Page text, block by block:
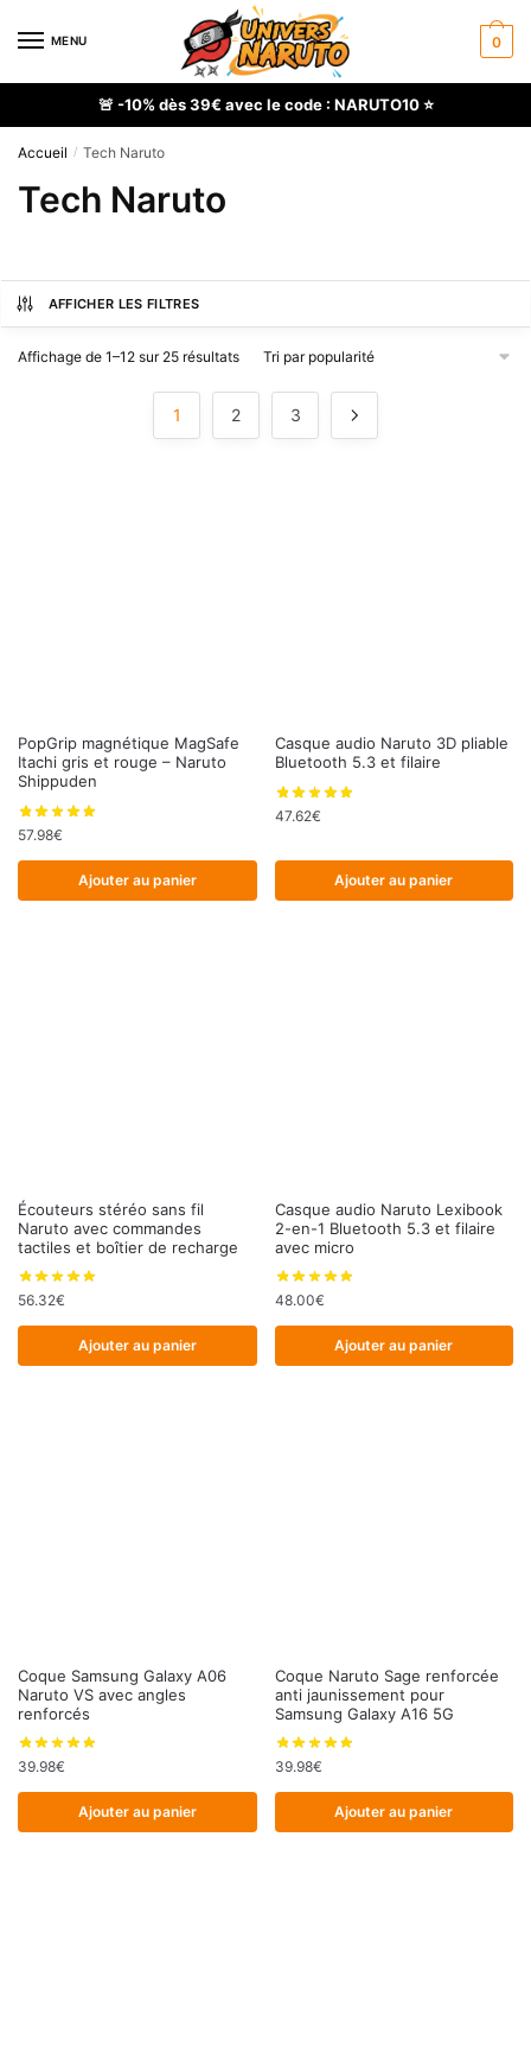
MENU 0
🚨 -10% dès 39€ avec le code : NARUTO10 ⭐
Accueil / Tech Naruto
Tech Naruto
AFFICHER LES FILTRES
Affichage de 1–12 sur 25 résultatsTrié
1 2 3
PopGrip magnétique MagSafe
Itachi gris et rouge – Naruto
Shippuden
57.98€
Ajouter au panier
Casque audio Naruto 3D pliable
Bluetooth 5.3 et filaire
47.62€
Ajouter au panier
Écouteurs stéréo sans fil
Naruto avec commandes
tactiles et boîtier de recharge
56.32€
Ajouter au panier
Casque audio Naruto Lexibook
2-en-1 Bluetooth 5.3 et filaire
avec micro
48.00€
Ajouter au panier
Coque Samsung Galaxy A06
Naruto VS avec angles
renforcés
39.98€
Ajouter au panier
Coque Naruto Sage renforcée
anti jaunissement pour
Samsung Galaxy A16 5G
39.98€
Ajouter au panier